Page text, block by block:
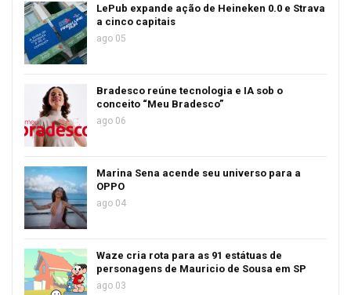
LePub expande ação de Heineken 0.0 e Strava
a cinco capitais
ago 05
Bradesco reúne tecnologia e IA sob o
conceito “Meu Bradesco”
ago 06
Marina Sena acende seu universo para a
OPPO
ago 04
Waze cria rota para as 91 estátuas de
personagens de Mauricio de Sousa em SP
ago 03